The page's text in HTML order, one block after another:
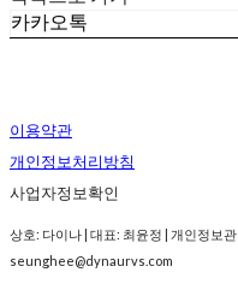
카카오톡
이용약관
개인정보처리방침
사업자정보확인
상호: 다이나 | 대표: 최윤정 | 개인정보
seunghee@dynaurvs.com